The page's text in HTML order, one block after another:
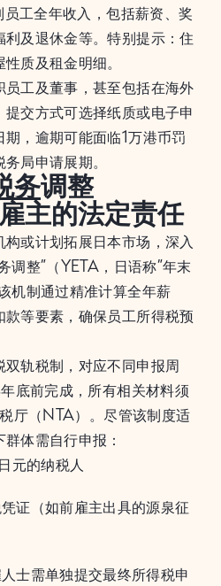
工全年收入，包括薪资、奖
及退休金等。特别提示：住
质及租金明细。
工及董事，甚至包括在海外
交方式可选择纸质或电子申
，逾期可能面临1万港币罚
局申请展期。
务调整
主的法定责任
或计划拓展日本市场，深入
调整”（YETA，日语称”年末
机制通过精准计算全年薪
等要素，确保员工所得税预
轨税制，对应不同申报周
底前完成，所有相关材料须
厅（NTA）。尽管该制度适
体需自行申报：
元的纳税人
证（如前雇主出具的源泉征
士需单独提交最终所得税申